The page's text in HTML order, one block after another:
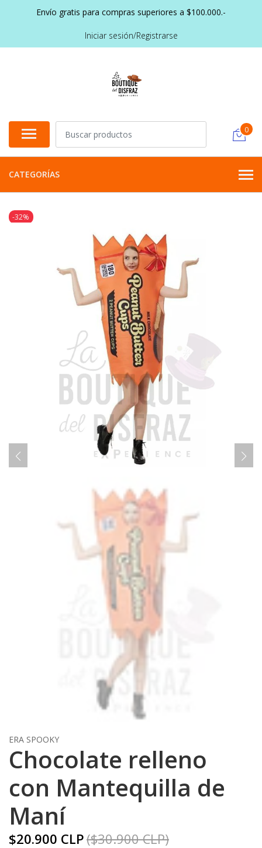
Envío gratis para compras superiores a $100.000.-
Iniciar sesión/Registrarse
0
CATEGORÍAS
-32%
ERA SPOOKY
Chocolate relleno
con Mantequilla de
Maní
$20.900 CLP($30.900 CLP)